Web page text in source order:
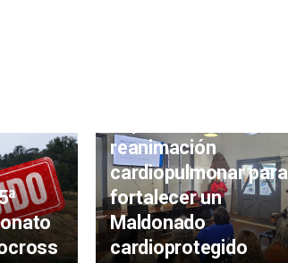
reanimación
cardiopulmonar para
fortalecer un
Maldonado
cardioprotegido